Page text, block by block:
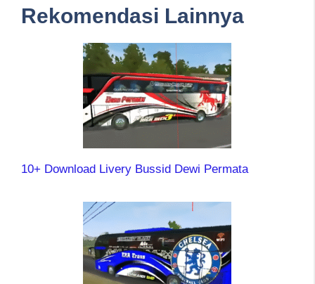
Rekomendasi Lainnya
10+ Download Livery Bussid Dewi Permata